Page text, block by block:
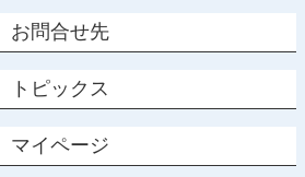
お問合せ先
トピックス
マイページ